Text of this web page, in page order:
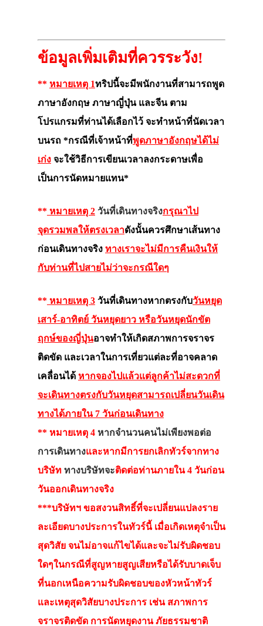
ข้อมูลเพิ่มเติมที่ควรระวัง!
** หมายเหตุ 1ทริปนี้จะมีพนักงานที่สามารถพูด
ภาษาอังกฤษ ภาษาญี่ปุ่น และจีน ตาม
โปรแกรมที่ท่านได้เลือกไว้ จะทำหน้าที่นัดเวลา
บนรถ *กรณีที่เจ้าหน้าที่พูดภาษาอังกฤษได้ไม่
เก่ง จะใช้วิธีการเขียนเวลาลงกระดาษเพื่อ
เป็นการนัดหมายแทน*
** หมายเหตุ 2 วันที่เดินทางจริงกรุณาไป
จุดรวมพลให้ตรงเวลาดังนั้นควรศึกษาเส้นทาง
ก่อนเดินทางจริง ทางเราจะไม่มีการคืนเงินให้
กับท่านที่ไปสายไม่ว่าจะกรณีใดๆ
** หมายเหตุ 3 วันที่เดินทางหากตรงกับวันหยุด
เสาร์-อาทิตย์ วันหยุดยาว หรือวันหยุดนักขัต
ฤกษ์ของญี่ปุ่นอาจทำให้เกิดสภาพการจราจร
ติดขัด และเวลาในการเที่ยวแต่ละที่อาจคลาด
เคลื่อนได้ หากจองไปแล้วแต่ลูกค้าไม่สะดวกที่
จะเดินทางตรงกับวันหยุดสามารถเปลี่ยนวันเดิน
ทางได้ภายใน 7 วันก่อนเดินทาง
** หมายเหตุ 4 หากจำนวนคนไม่เพียงพอต่อ
การเดินทางและหากมีการยกเลิกทัวร์จากทาง
บริษัท ทางบริษัทจะติดต่อท่านภายใน 4 วันก่อน
วันออกเดินทางจริง
***บริษัทฯ ขอสงวนสิทธิ์ที่จะเปลี่ยนแปลงราย
ละเอียดบางประการในทัวร์นี้ เมื่อเกิดเหตุจำเป็น
สุดวิสัย จนไม่อาจแก้ไขได้และจะไม่รับผิดชอบ
ใดๆในกรณีที่สูญหายสูญเสียหรือได้รับบาดเจ็บ
ที่นอกเหนือความรับผิดชอบของหัวหน้าทัวร์
และเหตุสุดวิสัยบางประการ เช่น สภาพการ
จราจรติดขัด การนัดหยุดงาน ภัยธรรมชาติ